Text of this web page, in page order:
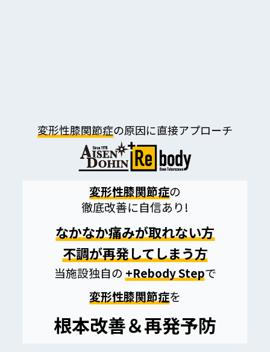
変形性膝関節症の原因に直接アプローチ
変形性膝関節症の
徹底改善に自信あり!
なかなか痛みが取れない方
不調が再発してしまう方
当施設独自の +Rebody Stepで
変形性膝関節症を
根本改善＆再発予防